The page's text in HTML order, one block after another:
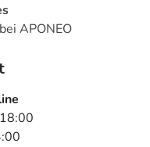
APONEO